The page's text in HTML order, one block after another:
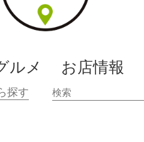
ルメ お店情報